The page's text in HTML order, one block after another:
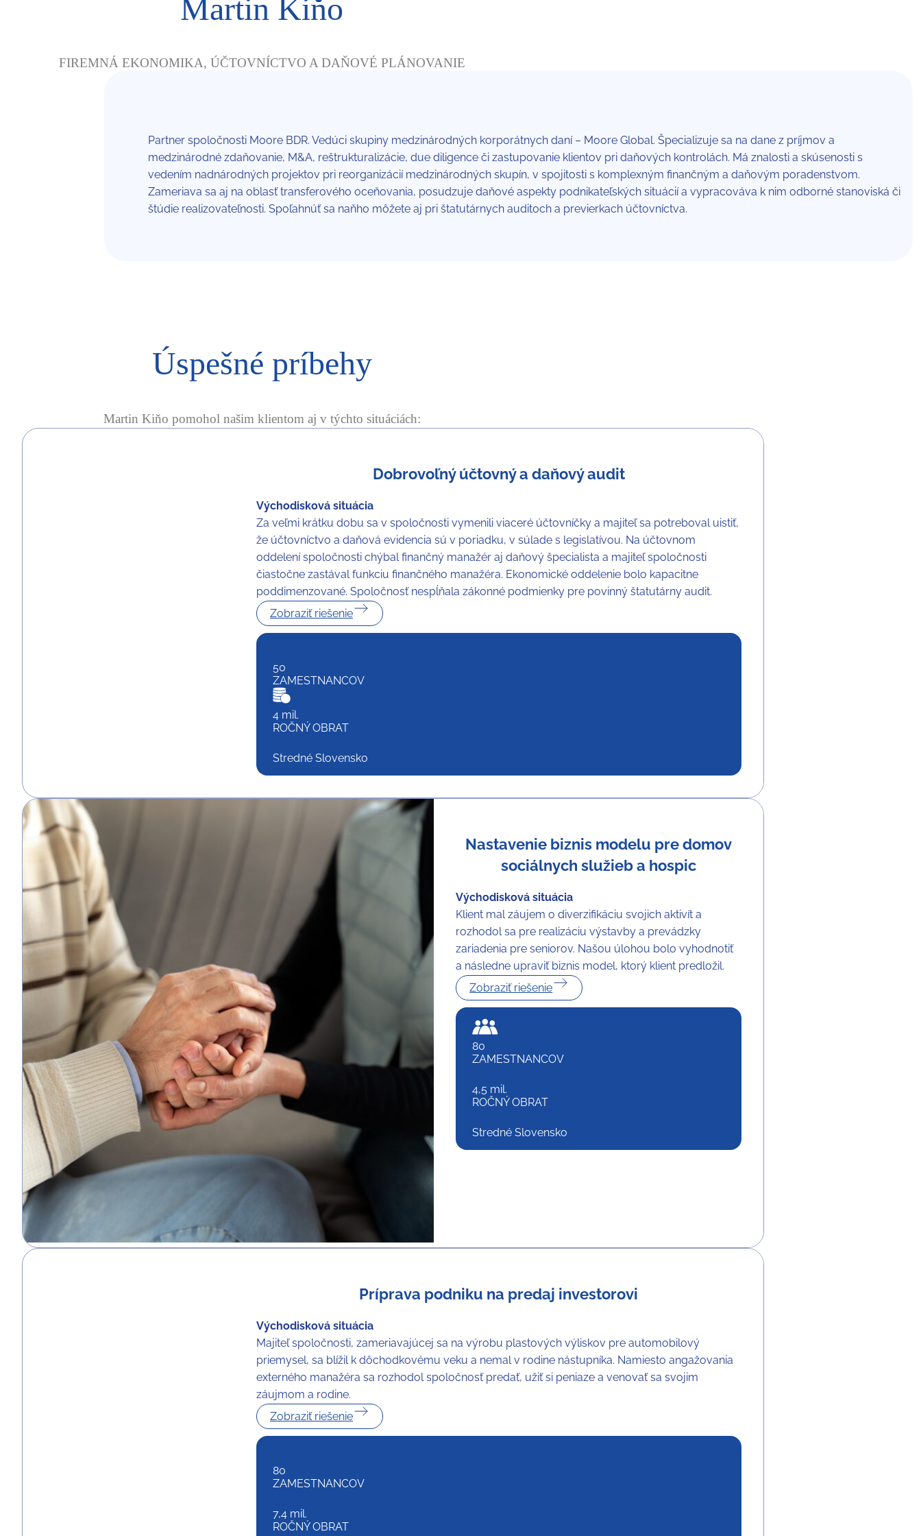
Martin Kiňo
FIREMNÁ EKONOMIKA, ÚČTOVNÍCTVO A DAŇOVÉ PLÁNOVANIE
Partner spoločnosti Moore BDR. Vedúci skupiny medzinárodných korporátnych daní – Moore Global. Špecializuje sa na dane z príjmov a
medzinárodné zdaňovanie, M&A, reštrukturalizácie, due diligence či zastupovanie klientov pri daňových kontrolách. Má znalosti a skúsenosti s
vedením nadnárodných projektov pri reorganizácií medzinárodných skupín, v spojitosti s komplexným finančným a daňovým poradenstvom.
Zameriava sa aj na oblasť transferového oceňovania, posudzuje daňové aspekty podnikateľských situácií a vypracováva k nim odborné stanoviská či
štúdie realizovateľnosti. Spoľahnúť sa naňho môžete aj pri štatutárnych auditoch a previerkach účtovníctva.
Úspešné príbehy
Martin Kiňo pomohol našim klientom aj v týchto situáciách:
Dobrovoľný účtovný a daňový audit
Východisková situácia
Za veľmi krátku dobu sa v spoločnosti vymenili viaceré účtovníčky a majiteľ sa potreboval uistiť,
že účtovníctvo a daňová evidencia sú v poriadku, v súlade s legislatívou. Na účtovnom
oddelení spoločnosti chýbal finančný manažér aj daňový špecialista a majiteľ spoločnosti
čiastočne zastával funkciu finančného manažéra. Ekonomické oddelenie bolo kapacitne
poddimenzované. Spoločnosť nespĺňala zákonné podmienky pre povinný štatutárny audit.
Zobraziť riešenie
50
ZAMESTNANCOV
4 mil.
ROČNÝ OBRAT
Stredné Slovensko
Nastavenie biznis modelu pre domov
sociálnych služieb a hospic
Východisková situácia
Klient mal záujem o diverzifikáciu svojich aktivít a
rozhodol sa pre realizáciu výstavby a prevádzky
zariadenia pre seniorov. Našou úlohou bolo vyhodnotiť
a následne upraviť biznis model, ktorý klient predložil.
Zobraziť riešenie
80
ZAMESTNANCOV
4,5 mil.
ROČNÝ OBRAT
Stredné Slovensko
Príprava podniku na predaj investorovi
Východisková situácia
Majiteľ spoločnosti, zameriavajúcej sa na výrobu plastových výliskov pre automobilový
priemysel, sa blížil k dôchodkovému veku a nemal v rodine nástupníka. Namiesto angažovania
externého manažéra sa rozhodol spoločnosť predať, užiť si peniaze a venovať sa svojim
záujmom a rodine.
Zobraziť riešenie
80
ZAMESTNANCOV
7,4 mil.
ROČNÝ OBRAT